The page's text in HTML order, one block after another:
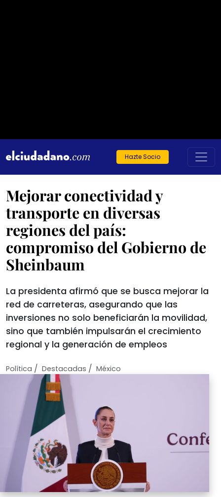
Hazte Socio
Mejorar conectividad y
transporte en diversas
regiones del país:
compromiso del Gobierno de
Sheinbaum
La presidenta afirmó que se busca mejorar la
red de carreteras, asegurando que las
inversiones no solo beneficiarán la movilidad,
sino que también impulsarán el crecimiento
regional y la generación de empleos
Política / Destacadas / México